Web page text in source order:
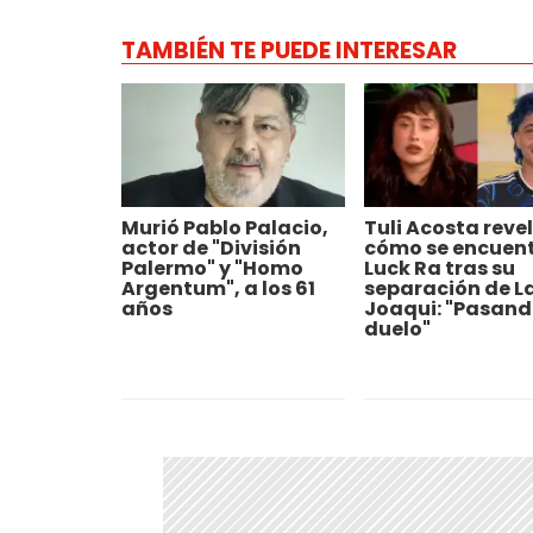
TAMBIÉN TE PUEDE INTERESAR
Murió Pablo Palacio,
actor de "División
Palermo" y "Homo
Argentum", a los 61
años
Tuli Acosta
cómo se
Luck Ra tras su
separación de
Joaqui:
duelo"